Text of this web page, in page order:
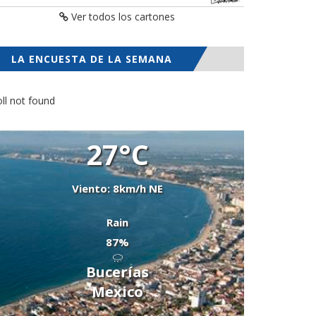
Ver todos los cartones
LA ENCUESTA DE LA SEMANA
not found
27°C
Viento: 8km/h NE
Rain
87%
Bucerías
Mexico